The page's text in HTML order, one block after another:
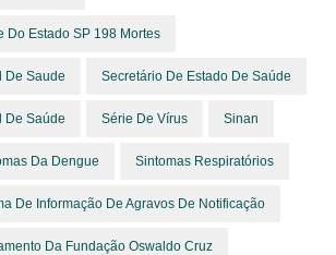
Do Estado SP 198 Mortes
De Saude Secretário De Estado De Saúde
De Saúde Série De Vírus Sinan
Da Dengue Sintomas Respiratórios
De Informação De Agravos De Notificação
Da Fundação Oswaldo Cruz